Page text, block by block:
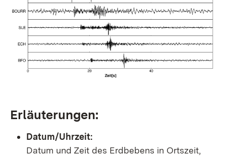
Erläuterungen:
Datum/Uhrzeit:
Datum und Zeit des Erdbebens in Ortszeit,